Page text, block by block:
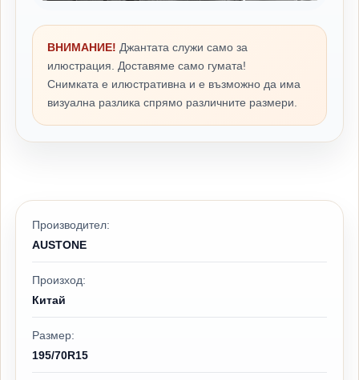
ВНИМАНИЕ! Джантата служи само за
илюстрация. Доставяме само гумата!
Снимката е илюстративна и е възможно да има
визуална разлика спрямо различните размери.
Производител:
AUSTONE
Произход:
Китай
Размер:
195/70R15